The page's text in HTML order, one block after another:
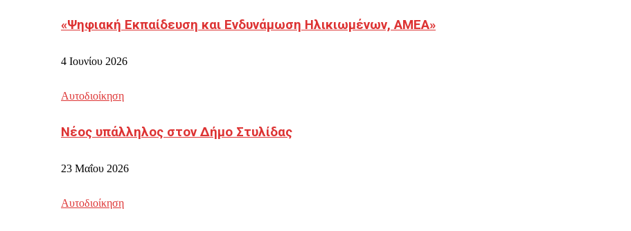
«Ψηφιακή Εκπαίδευση και Ενδυνάμωση Ηλικιωμένων, ΑΜΕΑ»
4 Ιουνίου 2026
Αυτοδιοίκηση
Νέος υπάλληλος στον Δήμο Στυλίδας
23 Μαΐου 2026
Αυτοδιοίκηση